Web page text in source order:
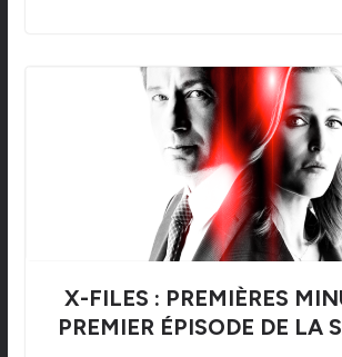
X-FILES : PREMIÈRES
PREMIER ÉPISODE DE LA